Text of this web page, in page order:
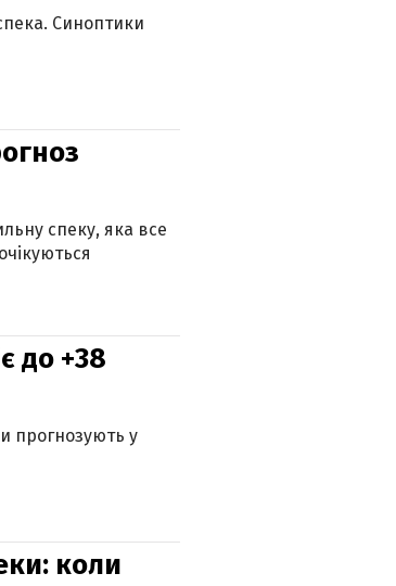
Синоптики
спеку, яка все
до +38
прогнозують у
коли